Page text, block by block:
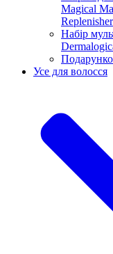
Magical
Replenisher
Набір
Усе для волосся